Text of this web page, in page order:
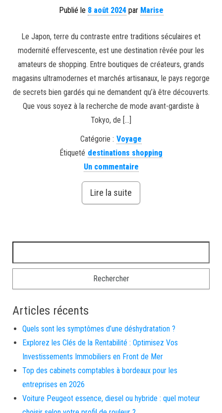
Publié le 8 août 2024par Marise
Le Japon, terre du contraste entre traditions séculaires et
modernité effervescente, est une destination rêvée pour les
amateurs de shopping. Entre boutiques de créateurs, grands
magasins ultramodernes et marchés artisanaux, le pays regorge
de secrets bien gardés qui ne demandent qu’à être découverts.
Que vous soyez à la recherche de mode avant-gardiste à
Tokyo, de […]
Catégorie : Voyage
Étiqueté destinations shopping
Un commentaire
Lire la suite
Articles récents
Quels sont les symptômes d’une déshydratation ?
Explorez les Clés de la Rentabilité : Optimisez Vos
Investissements Immobiliers en Front de Mer
Top des cabinets comptables à bordeaux pour les
entreprises en 2026
Voiture Peugeot essence, diesel ou hybride : quel moteur